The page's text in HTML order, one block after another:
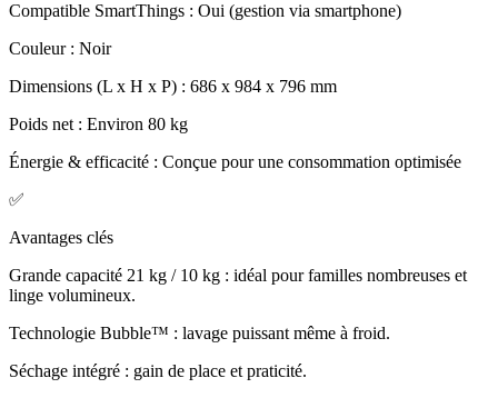
Compatible SmartThings : Oui (gestion via smartphone)
Couleur : Noir
Dimensions (L x H x P) : 686 x 984 x 796 mm
Poids net : Environ 80 kg
Énergie & efficacité : Conçue pour une consommation optimisée
✅
Avantages clés
Grande capacité 21 kg / 10 kg : idéal pour familles nombreuses et
linge volumineux.
Technologie Bubble™ : lavage puissant même à froid.
Séchage intégré : gain de place et praticité.